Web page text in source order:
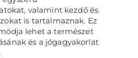
valamint kezdő és
is tartalmaznak. Ez
lehet a természet
és a jógagyakorlat